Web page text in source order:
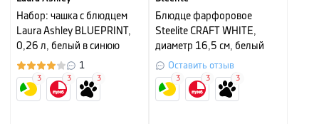
Набор: чашка с блюдцем
Laura Ashley BLUEPRINT,
0,26 л, белый в синюю
полоску
1
3 3 3
Блюдце фарфоровое
Steelite CRAFT WHITE,
диаметр 16,5 см, белый
Оставить отзыв
3 3 3